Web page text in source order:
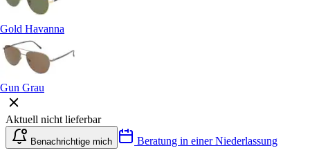
Gold Havanna
Gun Grau
Aktuell nicht lieferbar
Benachrichtige mich Beratung in einer Niederlassung